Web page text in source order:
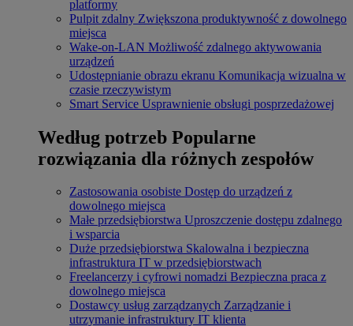
platformy
Pulpit zdalny Zwiększona produktywność z dowolnego
miejsca
Wake-on-LAN Możliwość zdalnego aktywowania
urządzeń
Udostępnianie obrazu ekranu Komunikacja wizualna w
czasie rzeczywistym
Smart Service Usprawnienie obsługi posprzedażowej
Według potrzeb Popularne
rozwiązania dla różnych zespołów
Zastosowania osobiste Dostęp do urządzeń z
dowolnego miejsca
Małe przedsiębiorstwa Uproszczenie dostępu zdalnego
i wsparcia
Duże przedsiębiorstwa Skalowalna i bezpieczna
infrastruktura IT w przedsiębiorstwach
Freelancerzy i cyfrowi nomadzi Bezpieczna praca z
dowolnego miejsca
Dostawcy usług zarządzanych Zarządzanie i
utrzymanie infrastruktury IT klienta